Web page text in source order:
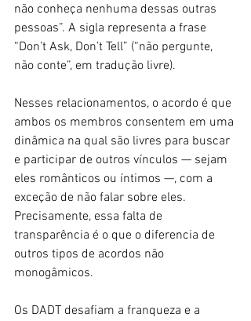
não conheça nenhuma dessas outras
pessoas”. A sigla representa a frase
“Don’t Ask, Don’t Tell” (“não pergunte,
não conte”, em tradução livre).
Nesses relacionamentos, o acordo é que
ambos os membros consentem em uma
dinâmica na qual são livres para buscar
e participar de outros vínculos — sejam
eles românticos ou íntimos —, com a
exceção de não falar sobre eles.
Precisamente, essa falta de
transparência é o que o diferencia de
outros tipos de acordos não
monogâmicos.
Os DADT desafiam a franqueza e a